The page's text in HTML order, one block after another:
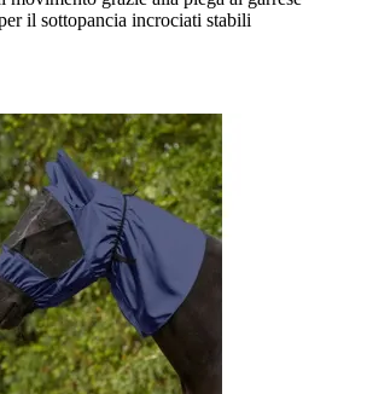
il sottopancia incrociati stabili